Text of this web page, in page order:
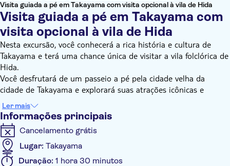
Visita guiada a pé em Takayama com visita opcional à vila de Hida
Visita guiada a pé em Takayama com
visita opcional à vila de Hida
Nesta excursão, você conhecerá a rica história e cultura de
Takayama e terá uma chance única de visitar a vila folclórica de
Hida.
Você desfrutará de um passeio a pé pela cidade velha da
cidade de Takayama e explorará suas atrações icônicas e
tradicionais. Seu guia local experiente fornecerá todos os tipos
de informações necessárias sobre o local. Após o passeio a pé,
seu guia o deixará fora da vila folclórica de Hida, onde você
poderá visitá-la opcionalmente e admirar sua beleza pitoresca
e natureza por conta própria e em seu próprio ritmo, antes de
terminar seu passeio.
Ler mais
Informações principais
Cancelamento grátis
Lugar: Takayama
Duração: 1 hora 30 minutos